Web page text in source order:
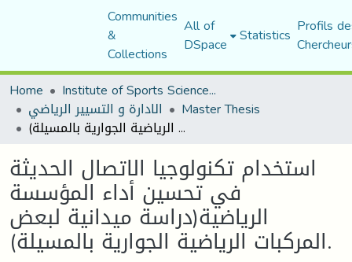
Communities
&
Collections
All of
DSpace Statistics Profils
Home
Institute of Sports Sciences and Techniques
الادارة و التسيير الرياضي Master Thesis
استخدام تكنولوجيا الاتصال الحديثة في تحسين أداء المؤسسة الرياضية(دراسة ميدانية لبعض المركبات الرياضية الجوارية بالمسيلة).
استخدام تكنولوجيا الاتصال الحديثة
في تحسين أداء المؤسسة
الرياضية(دراسة ميدانية لبعض
المركبات الرياضية الجوارية بالمسيلة).